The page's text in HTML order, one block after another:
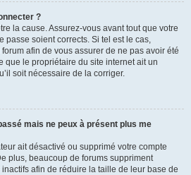
?
la cause. Assurez-vous avant tout que votre
passe soient corrects. Si tel est le cas,
afin de vous assurer de ne pas avoir été
que le propriétaire du site internet ait un
soit nécessaire de la corriger.
mais ne peux à présent plus me
ait désactivé ou supprimé votre compte
plus, beaucoup de forums suppriment
afin de réduire la taille de leur base de